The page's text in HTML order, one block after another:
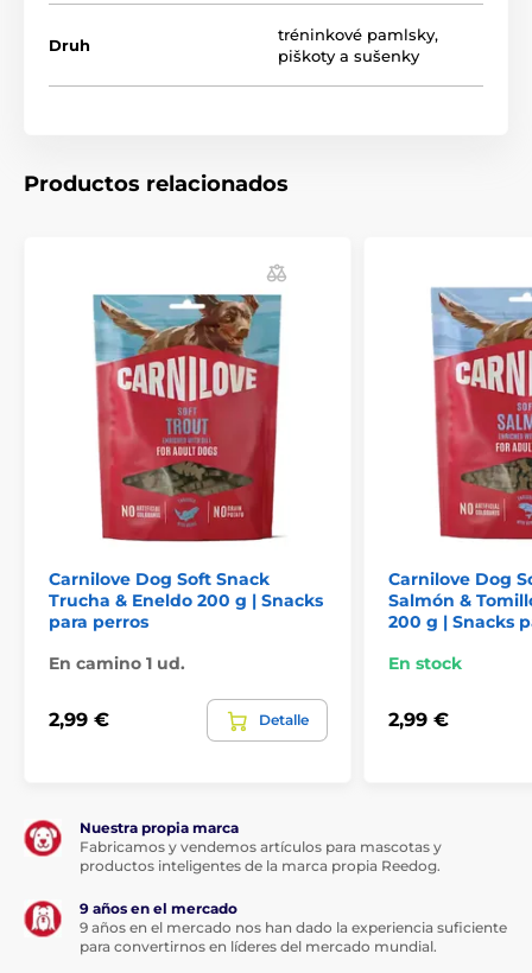
Estimulante metabólico:El ajo de oso contribuye a
una digestión adecuada y al equilibrio interno.
Composición:
de guisante, ajo de oso seco (1 %).
Componentes analíticos:
Druh
tréninkové pamlsky,
piškoty a sušenky
Productos relacionados
Carnilove Dog Soft Snack
Trucha & Eneldo 200 g | Snacks
para perros
En camino 1 ud.
2,99 € Detalle
Carnilove Dog
Salmón &
200 g | Snacks
En stock
2,99 €
Nuestra propia marca
Fabricamos y vendemos artículos para mascotas y
productos inteligentes de la marca propia Reedog.
9 años en el mercado
9 años en el mercado nos han dado la experiencia suficiente
para convertirnos en líderes del mercado mundial.